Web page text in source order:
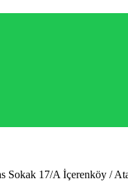
Sokak 17/A İçerenköy /